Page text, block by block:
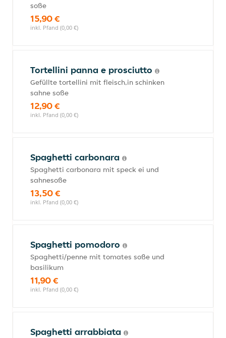
soße
15,90 €
inkl. Pfand (0,00 €)
Tortellini panna e prosciutto
Gefüllte tortellini mit fleisch,in schinken
sahne soße
12,90 €
inkl. Pfand (0,00 €)
Spaghetti carbonara
Spaghetti carbonara mit speck ei und
sahnesoße
13,50 €
inkl. Pfand (0,00 €)
Spaghetti pomodoro
Spaghetti/penne mit tomates soße und
basilikum
11,90 €
inkl. Pfand (0,00 €)
Spaghetti arrabbiata